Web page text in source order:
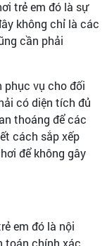
trẻ em đó là sự
không chỉ là các
cần phải
phục vụ cho đối
có diện tích đủ
thoáng để các
cách sắp xếp
để không gây
em đó là nội
toán chính xác